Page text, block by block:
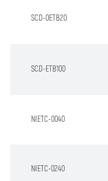
SCD-0ETB20
SCD-ETB100
NIETC-0040
NIETC-0240